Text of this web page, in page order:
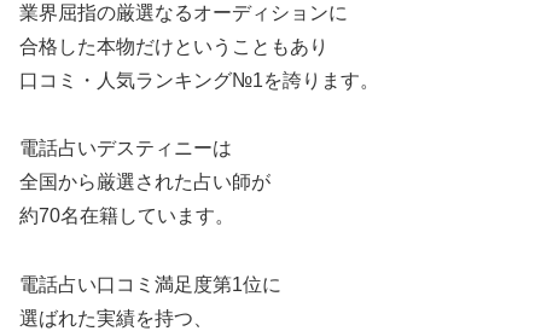
業界屈指の厳選なるオーディションに
合格した本物だけということもあり
口コミ・人気ランキング№1を誇ります。
電話占いデスティニーは
全国から厳選された占い師が
約70名在籍しています。
電話占い口コミ満足度第1位に
選ばれた実績を持つ、